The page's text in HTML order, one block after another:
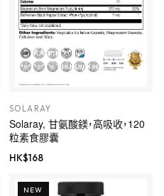
SOLARAY
Solaray, 甘氨酸鎂，高吸收，120
粒素食膠囊
HK$168
NEW